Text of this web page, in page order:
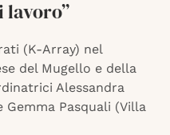
(K-Array) nel
del Mugello e della
Alessandra
Pasquali (Villa